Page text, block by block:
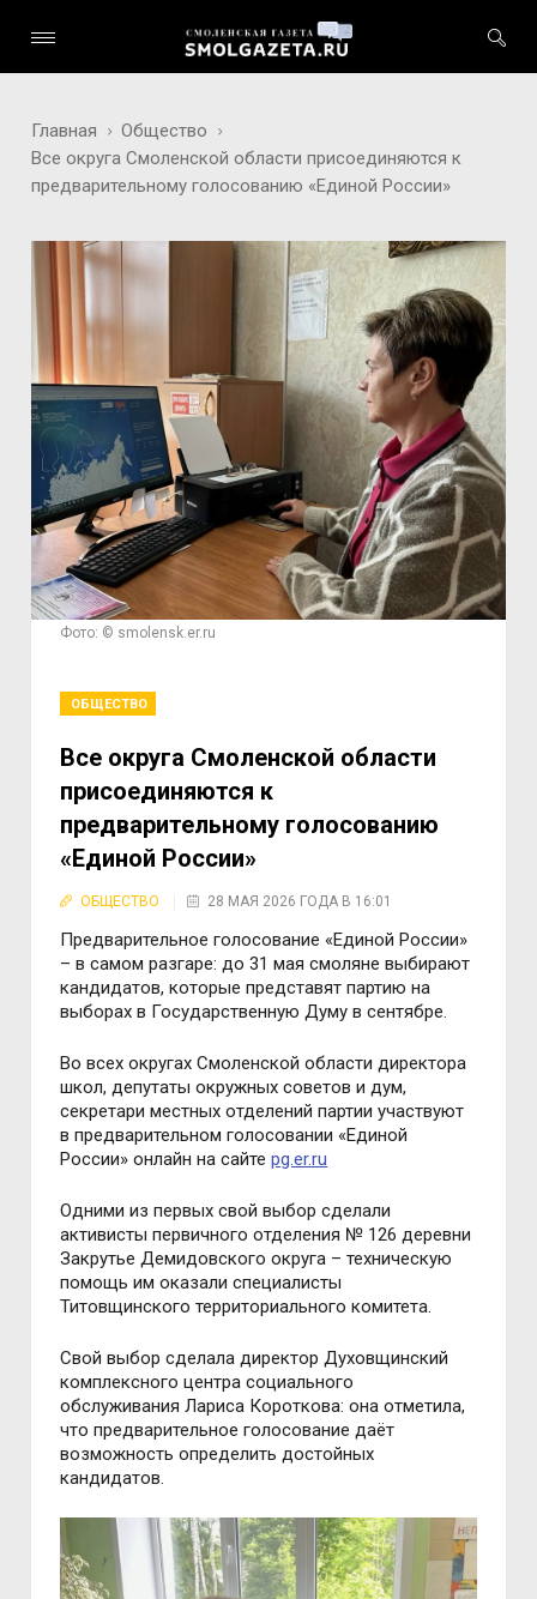
Главная
Общество
Все округа Смоленской области присоединяются к
предварительному голосованию «Единой России»
Фото: © smolensk.er.ru
ОБЩЕСТВО
Все округа Смоленской области
присоединяются к
предварительному голосованию
«Единой России»
ОБЩЕСТВО 28 МАЯ 2026 ГОДА В 16:01
Предварительное голосование «Единой России»
– в самом разгаре: до 31 мая смоляне выбирают
кандидатов, которые представят партию на
выборах в Государственную Думу в сентябре.
Во всех округах Смоленской области директора
школ, депутаты окружных советов и дум,
секретари местных отделений партии участвуют
в предварительном голосовании «Единой
России» онлайн на сайтеpg.er.ru
Одними из первых свой выбор сделали
активисты первичного отделения № 126 деревни
Закрутье Демидовского округа – техническую
помощь им оказали специалисты
Титовщинского территориального комитета.
Свой выбор сделала директор Духовщинский
комплексного центра социального
обслуживания Лариса Короткова: она отметила,
что предварительное голосование даёт
возможность определить достойных
кандидатов.